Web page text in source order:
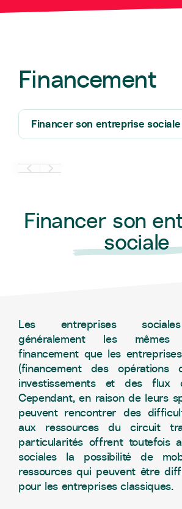
Financement
Financer son entreprise sociale
Financer son
sociale
Les entreprises
généralement les
financement que les
(financement des opérations
investissements et des flux
Cependant, en raison de leurs
peuvent rencontrer des
aux ressources du circuit
particularités offrent toutefois
sociales la possibilité de
ressources qui peuvent être
pour les entreprises classiques.